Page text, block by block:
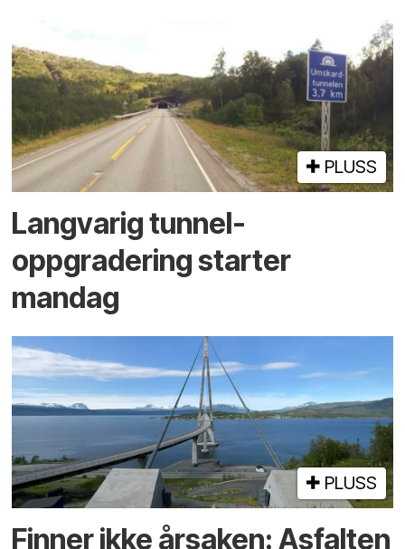
PLUSS
Langvarig tunnel­
oppgradering starter
mandag
PLUSS
Finner ikke årsaken: Asfalten